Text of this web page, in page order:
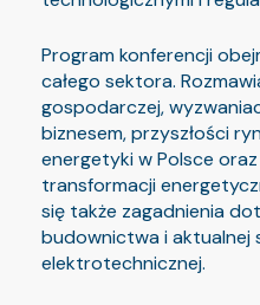
Program konferencji
całego sektora.
gospodarczej,
biznesem, przyszłości
energetyki w Polsce
transformacji
się także zagadnienia
budownictwa i aktualnej
elektrotechnicznej.